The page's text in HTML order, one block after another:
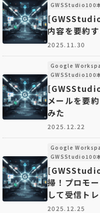
GWSStudio100
内容を要約
2025.11.30
Google
GWSStudio100
メールを要
みた
2025.12.22
Google
GWSStudio100
掃！プロモ
して受信ト
2025.12.25